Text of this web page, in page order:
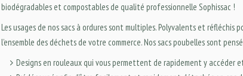
biodégradables et compostables de qualité professionnelle Sophissac !
Les usages de nos sacs à ordures sont multiples. Polyvalents et
l’ensemble des déchets de votre commerce. Nos sacs poubelles sont
Designs en rouleaux qui vous permettent de rapidement y accéder